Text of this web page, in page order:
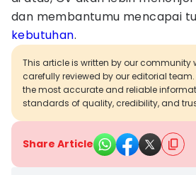
dan membantumu mencapai
kebutuhan.
This article is written by our community
carefully reviewed by our editorial
the most accurate and reliable
standards of quality, credibility, and
Share Article